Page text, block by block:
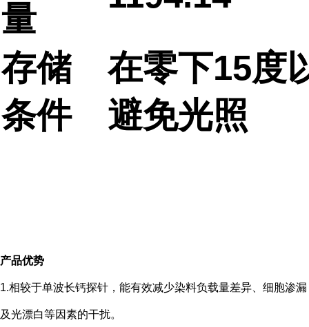
量
存储
条件
在零下15度
避免光照
产品优势
1.相较于单波长钙探针，能有效减少染料负载量差异、细胞渗漏
及光漂白等因素的干扰。